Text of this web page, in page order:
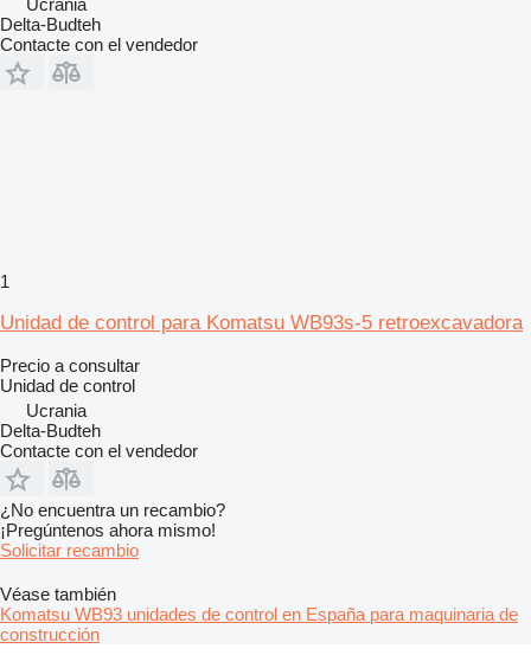
Ucrania
Delta-Budteh
Contacte con el vendedor
1
Unidad de control para Komatsu WB93s-5 retroexcavadora
Precio a consultar
Unidad de control
Ucrania
Delta-Budteh
Contacte con el vendedor
¿No encuentra un recambio?
¡Pregúntenos ahora mismo!
Solicitar recambio
Véase también
Komatsu WB93 unidades de control en España para maquinaria de
construcción